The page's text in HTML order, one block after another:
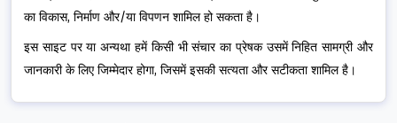
का विकास, निर्माण और/या विपणन शामिल हो सकता है।
इस साइट पर या अन्यथा हमें किसी भी संचार का प्रेषक उसमें निहित सामग्री और
जानकारी के लिए जिम्मेदार होगा, जिसमें इसकी सत्यता और सटीकता शामिल है।